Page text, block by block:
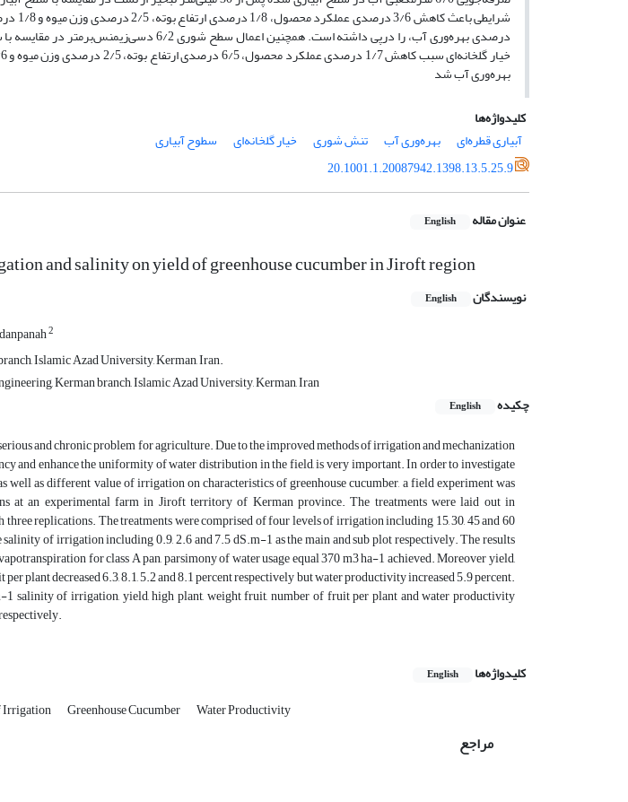
بهره‌وری آب شد
کلیدواژه‌ها
آبیاری قطره‌ای
بهره‌وری آب تنش شوری خیار گلخانه‌ای
سطوح آبیاری
20.1001.1.20087942.1398.13.5.25.9
عنوان مقاله English
and salinity on yield of greenhouse cucumber in Jiroft region
نویسندگان English
2
Islamic Azad University, Kerman, Iran.
Kerman branch, Islamic Azad University, Kerman, Iran
چکیده
English
and chronic problem for agriculture. Due to the improved methods of irrigation and mechanization
and enhance the uniformity of water distribution in the field, is very important. In order to investigate
well as different value of irrigation on characteristics of greenhouse cucumber, a field experiment was
at an experimental farm in Jiroft territory of Kerman province. The treatments were laid out in
replications. The treatments were comprised of four levels of irrigation including 15, 30, 45 and 60
of irrigation including 0.9, 2.6 and 7.5 dS.m-1 as the main and sub plot respectively. The results
for class A pan, parsimony of water usage equal 370 m3 ha-1 achieved. Moreover yield,
plant decreased 6.3, 8.1, 5.2 and 8.1 percent respectively but water productivity increased 5.9 percent.
1 salinity of irrigation, yield, high plant, weight fruit, number of fruit per plant and water productivity
کلیدواژه‌ها English
Irrigation Greenhouse Cucumber Water Productivity
مراجع